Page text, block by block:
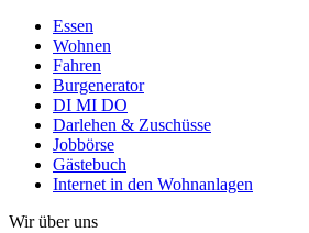
Essen
Wohnen
Fahren
Burgenerator
DI MI DO
Darlehen & Zuschüsse
Jobbörse
Gästebuch
Internet in den Wohnanlagen
Wir über uns